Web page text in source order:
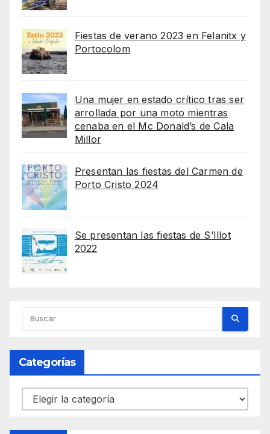
Fiestas de verano 2023 en Felanitx y
Portocolom
Una mujer en estado crítico tras ser
arrollada por una moto mientras
cenaba en el Mc Donald’s de Cala
Millor
Presentan las fiestas del Carmen de
Porto Cristo 2024
Se presentan las fiestas de S’Illot
2022
Categorías
Categorías